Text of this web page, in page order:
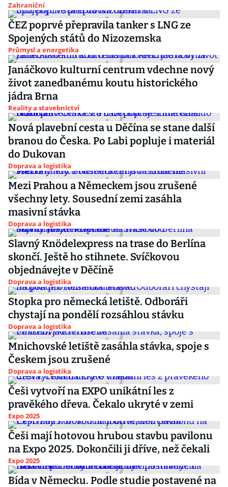
Zahraniční
ČEZ poprvé přepravila tanker s LNG ze
Spojených států do Nizozemska
Průmysl a energetika
Janáčkovo kulturní centrum vdechne nový
život zanedbanému koutu historického
jádra Brna
Reality a stavebnictví
Nová plavební cesta u Děčína se stane další
branou do Česka. Po Labi popluje i materiál
do Dukovan
Doprava a logistika
Mezi Prahou a Německem jsou zrušené
všechny lety. Sousední zemi zasáhla
masivní stávka
Doprava a logistika
Slavný Knödelexpress na trase do Berlína
skončí. Ještě ho stihnete. Svíčkovou
objednávejte v Děčíně
Doprava a logistika
Stopka pro německá letiště. Odboráři
chystají na pondělí rozsáhlou stávku
Doprava a logistika
Mnichovské letiště zasáhla stávka, spoje s
Českem jsou zrušené
Doprava a logistika
Češi vytvoří na EXPO unikátní les z
pravěkého dřeva. Čekalo ukryté v zemi
Expo 2025
Češi mají hotovou hrubou stavbu pavilonu
na Expo 2025. Dokončili ji dříve, než čekali
Expo 2025
Bída v Německu. Podle studie postavené na